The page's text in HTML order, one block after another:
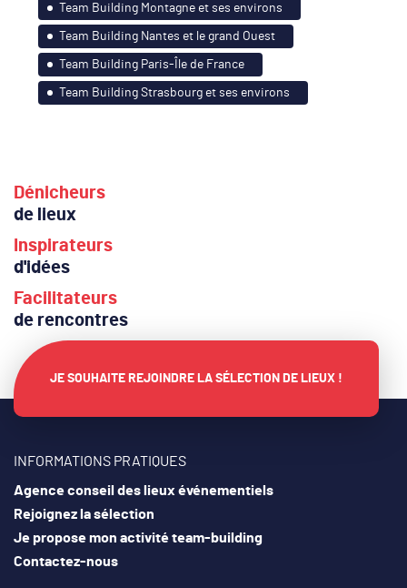
Team Building Montagne et ses environs
Team Building Nantes et le grand Ouest
Team Building Paris-Île de France
Team Building Strasbourg et ses environs
Dénicheurs
de lieux
Inspirateurs
d'idées
Facilitateurs
de rencontres
JE SOUHAITE REJOINDRE LA SÉLECTION DE LIEUX !
INFORMATIONS PRATIQUES
Agence conseil des lieux événementiels
Rejoignez la sélection
Je propose mon activité team-building
Contactez-nous